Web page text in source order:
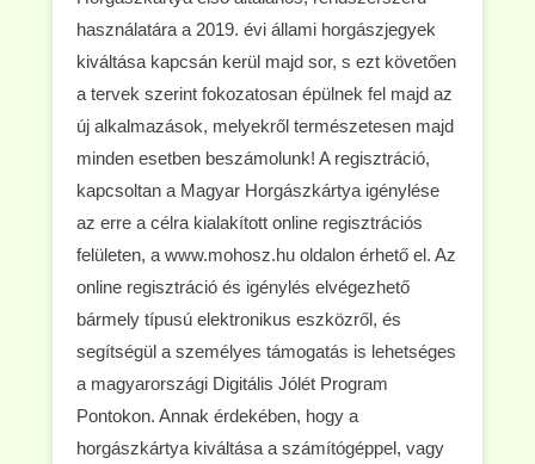
használatára a 2019. évi állami horgászjegyek
kiváltása kapcsán kerül majd sor, s ezt követően
a tervek szerint fokozatosan épülnek fel majd az
új alkalmazások, melyekről természetesen majd
minden esetben beszámolunk! A regisztráció,
kapcsoltan a Magyar Horgászkártya igénylése
az erre a célra kialakított online regisztrációs
felületen, a www.mohosz.hu oldalon érhető el. Az
online regisztráció és igénylés elvégezhető
bármely típusú elektronikus eszközről, és
segítségül a személyes támogatás is lehetséges
a magyarországi Digitális Jólét Program
Pontokon. Annak érdekében, hogy a
horgászkártya kiváltása a számítógéppel, vagy